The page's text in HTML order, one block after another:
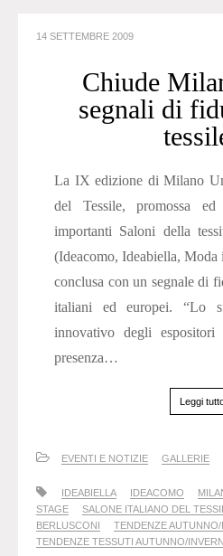
14 SETTEMBRE 2009
Chiude
segnali di
La IX edizione di Milano
del Tessile, promossa
importanti Saloni della
(Ideacomo, Ideabiella, Moda
conclusa con un segnale di
italiani ed europei. “Lo
innovativo degli espositori
presenza…
Leggi
EVENTI E NOTIZIE GALLERIE
IDEABIELLA IDEACOMO
STAGE
SALONE ITALIANO DEL
BERLUSCONI
TENDENZE
TENDENZE TESSUTI AUTUNNO/